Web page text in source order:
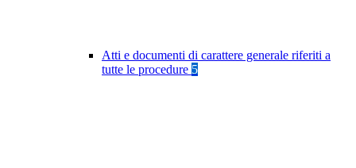
Atti e documenti di carattere generale riferiti a
tutte le procedure 5